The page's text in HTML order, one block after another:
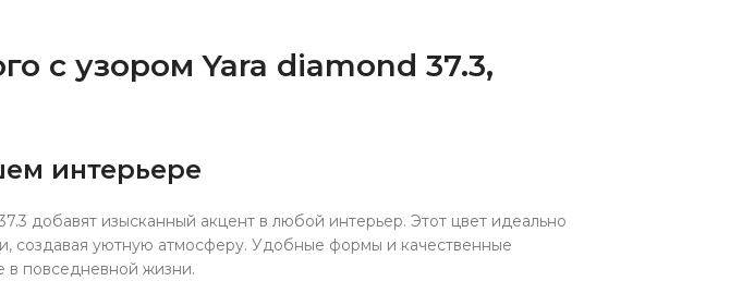
с узором Yara diamond 37.3,
интерьере
добавят изысканный акцент в любой интерьер. Этот цвет идеально
создавая уютную атмосферу. Удобные формы и качественные
в повседневной жизни.